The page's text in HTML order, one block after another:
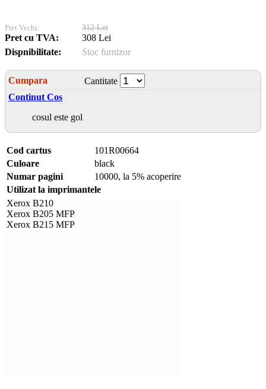
Pret Vechi: 312 Lei
Pret cu TVA:
308 Lei
Dispnibilitate:
Stoc furnizor
Cumpara
Cantitate
Continut Cos
cosul este gol
Cod cartus
101R00664
Culoare
black
Numar pagini
10000, la 5% acoperire
Utilizat la imprimantele
Xerox B210
Xerox B205 MFP
Xerox B215 MFP